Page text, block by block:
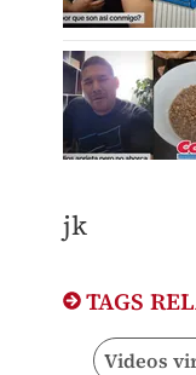
jk
TAGS
Videos